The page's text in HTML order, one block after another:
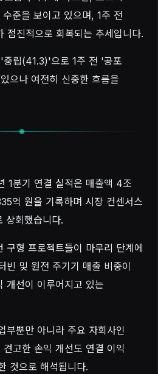
준을 보이고 있으며, 1주 전
점진적으로 회복되는 추세입니다.
중립(41.3)'으로 1주 전 '공포
으나 여전히 신중한 흐름을
1분기 연결 실적은 매출액 4조
억 원을 기록하며 시장 컨센서스
상회했습니다.
구형 프로젝트들이 마무리 단계에
빈 및 원전 주기기 매출 비중이
개선이 이루어지고 있는
부뿐만 아니라 주요 자회사인
고한 손익 개선도 연결 이익
것으로 해석됩니다.